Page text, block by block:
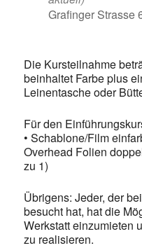
Grafinger Strasse
Die Kursteilnahme
beinhaltet Farbe plus
Leinentasche oder
Für den
• Schablone/Film
Overhead Folien
zu 1)
Übrigens: Jeder, der
besucht hat, hat die
Werkstatt einzumieten
zu realisieren.